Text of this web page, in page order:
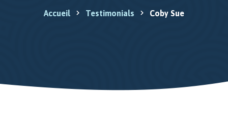
Accueil Testimonials Coby Sue